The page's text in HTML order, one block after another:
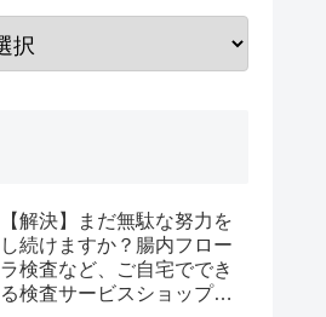
【解決】まだ無駄な努力を
し続けますか？腸内フロー
ラ検査など、ご自宅ででき
る検査サービスショップ